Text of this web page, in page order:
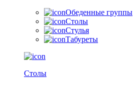
Обеденные группы
Столы
Стулья
Табуреты
Столы